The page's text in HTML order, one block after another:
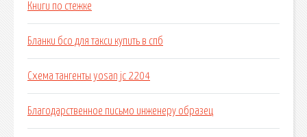
Книги по стежке
Бланки бсо для такси купить в спб
Схема тангенты yosan jc 2204
Благодарственное письмо инженеру образец